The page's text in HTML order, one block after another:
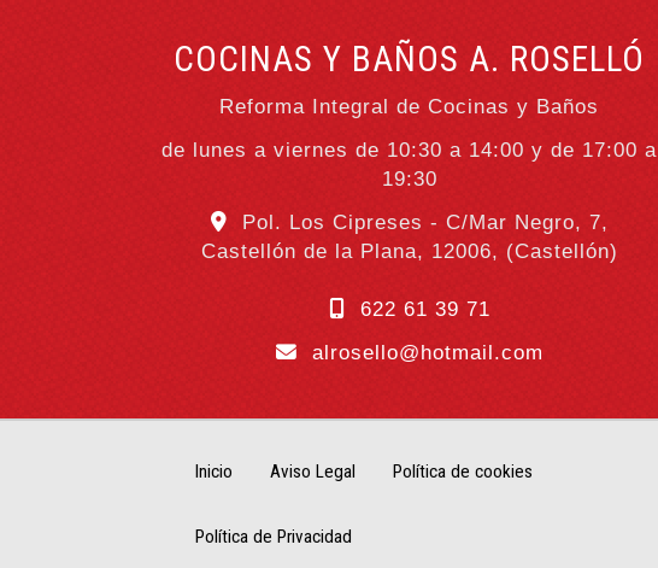
COCINAS Y BAÑOS A. ROSELLÓ
Reforma Integral de Cocinas y Baños
de lunes a viernes de 10:30 a 14:00 y de 17:00 a
19:30
Pol. Los Cipreses - C/Mar Negro, 7,
Castellón de la Plana, 12006, (Castellón)
622 61 39 71
alrosello
hotmail.com
Inicio Aviso Legal Política de cookies
Política de Privacidad